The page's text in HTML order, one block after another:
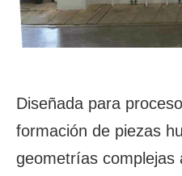
Diseñada para
formación de piezas
geometrías complejas